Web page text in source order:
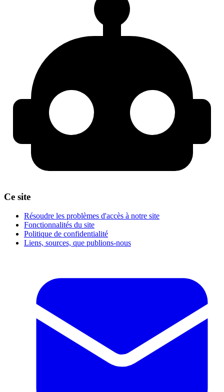
Ce site
Résoudre les problèmes d'accès à notre site
Fonctionnalités du site
Politique de confidentialité
Liens, sources, que publions-nous